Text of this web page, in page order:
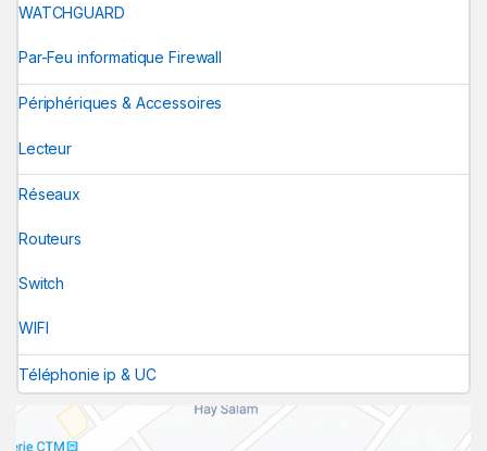
WATCHGUARD
Par-Feu informatique Firewall
Périphériques & Accessoires
Lecteur
Réseaux
Routeurs
Switch
WIFI
Téléphonie ip & UC